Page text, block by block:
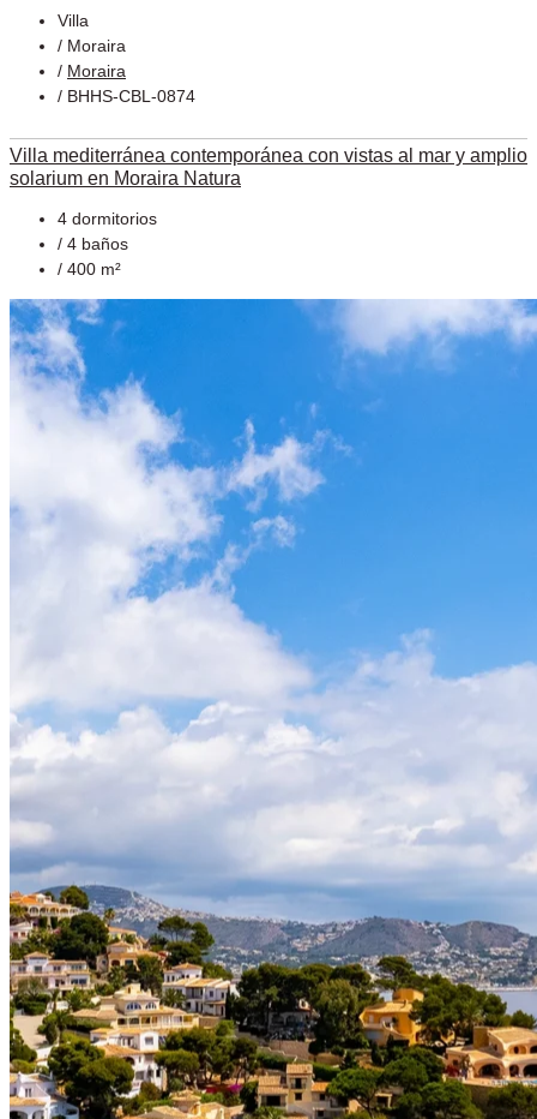
Villa
/ Moraira
/ Moraira
/ BHHS-CBL-0874
Villa mediterránea contemporánea con vistas al mar y amplio
solarium en Moraira Natura
4 dormitorios
/ 4 baños
/ 400 m²